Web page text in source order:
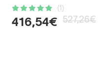
(1)
416,54€ 527,26€